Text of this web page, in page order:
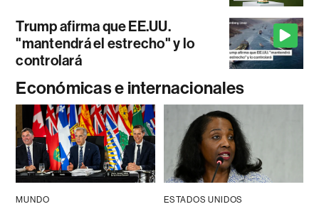
Trump afirma que EE.UU.
"mantendrá el estrecho" y lo
controlará
Económicas e internacionales
MUNDO ESTADOS UNIDOS